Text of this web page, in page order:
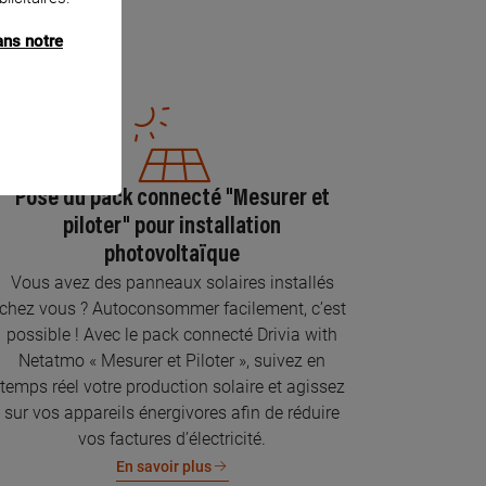
Pose du pack connecté "Mesurer et
piloter" pour installation
photovoltaïque
Vous avez des panneaux solaires installés
chez vous ? Autoconsommer facilement, c’est
possible ! Avec le pack connecté Drivia with
Netatmo « Mesurer et Piloter », suivez en
temps réel votre production solaire et agissez
sur vos appareils énergivores afin de réduire
vos factures d’électricité.
En savoir plus
notre